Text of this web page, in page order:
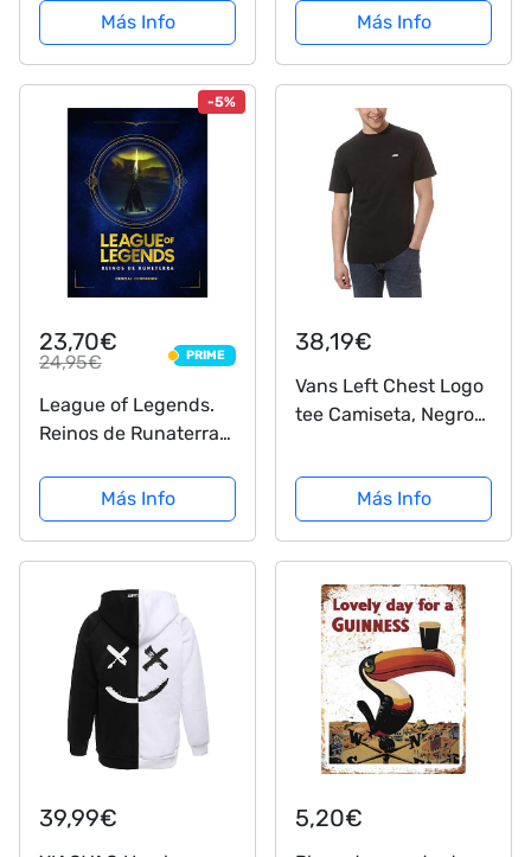
Black), Medium para
Hombre
Más Info
irlandesa con diseño
celta azul
Más Info
-5%
23,70€
24,95€ PRIME
PRIME
League of Legends.
Reinos de Runaterra
Más Info
38,19€
Vans Left Chest Logo
tee Camiseta, Negro
para Hombre
Más Info
39,99€ 5,20€